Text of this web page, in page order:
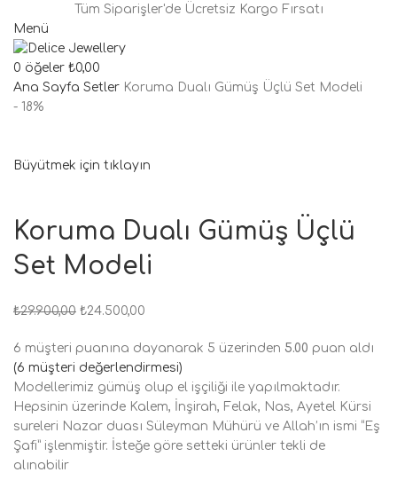
Tüm Siparişler'de Ücretsiz Kargo Fırsatı
Menü
0 öğeler ₺0,00
Ana Sayfa Setler Koruma Dualı Gümüş Üçlü Set Modeli
- 18%
Büyütmek için tıklayın
Koruma Dualı Gümüş Üçlü
Set Modeli
₺29.900,00 ₺24.500,00
6 müşteri puanına dayanarak 5 üzerinden 5.00 puan aldı
(6 müşteri değerlendirmesi)
Modellerimiz gümüş olup el işçiliği ile yapılmaktadır.
Hepsinin üzerinde Kalem, İnşirah, Felak, Nas, Ayetel Kürsi
sureleri Nazar duası Süleyman Mühürü ve Allah’ın ismi “Eş
Şafi” işlenmiştir. İsteğe göre setteki ürünler tekli de
alınabilir